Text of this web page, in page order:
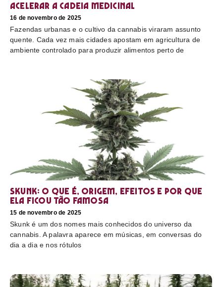
acelerar a cadeia medicinal
16 de novembro de 2025
Fazendas urbanas e o cultivo da cannabis viraram assunto
quente. Cada vez mais cidades apostam em agricultura de
ambiente controlado para produzir alimentos perto de
Skunk: o que é, origem, efeitos e por que
ela ficou tão famosa
15 de novembro de 2025
Skunk é um dos nomes mais conhecidos do universo da
cannabis. A palavra aparece em músicas, em conversas do
dia a dia e nos rótulos